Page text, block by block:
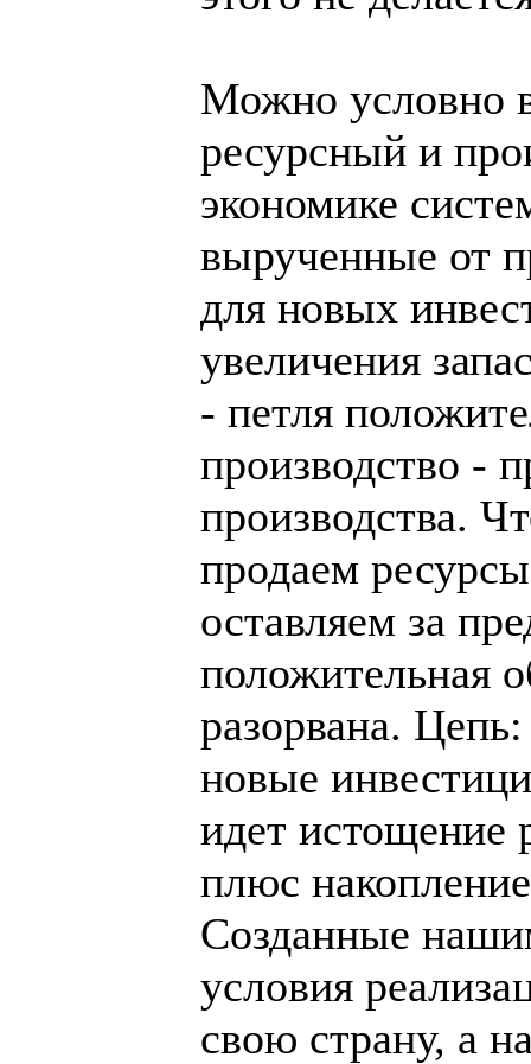
Можно условно
ресурсный и
экономике
вырученные от
для новых
увеличения
- петля
производство -
производства.
продаем
оставляем за
положительная
разорвана.
новые
идет истощение
плюс
Созданные
условия
свою страну, а